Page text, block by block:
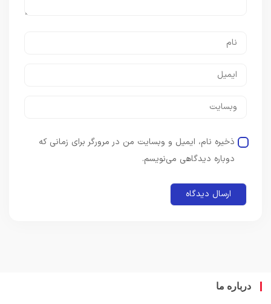
ذخیره نام، ایمیل و وبسایت من در مرورگر برای زمانی که
دوباره دیدگاهی می‌نویسم.
ما